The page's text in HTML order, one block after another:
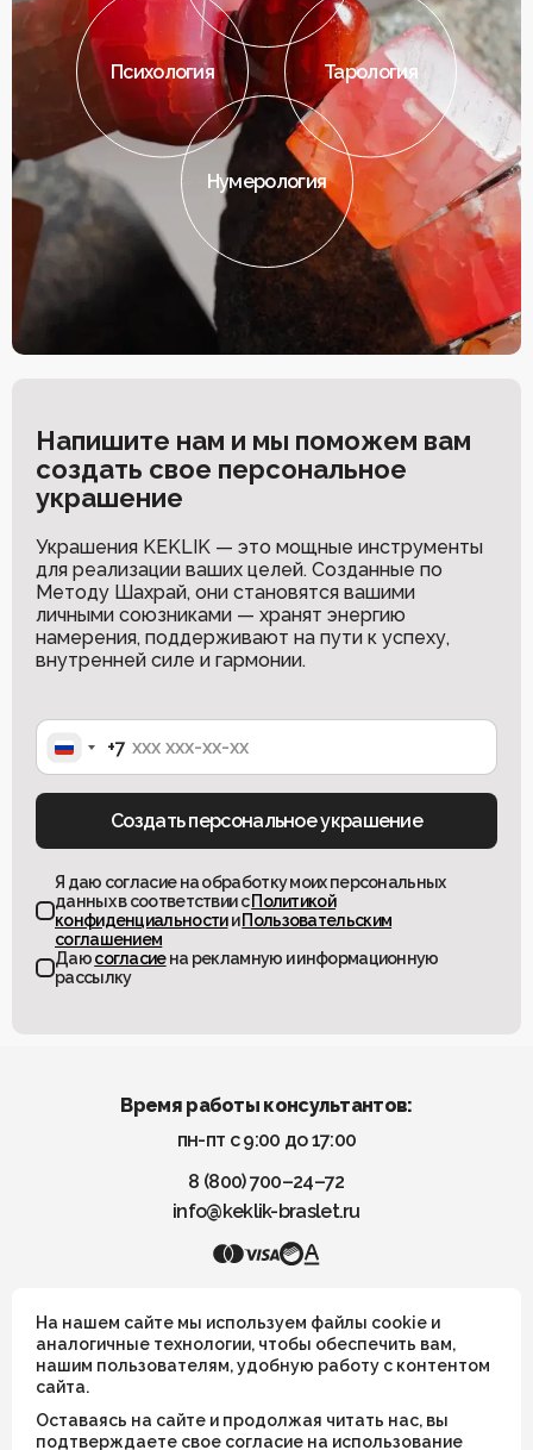
Тарология
Нумерология
Психология
Напишите нам и мы поможем вам
создать свое персональное
украшение
Украшения KEKLIK — это мощные инструменты
для реализации ваших целей. Созданные по
Методу Шахрай, они становятся вашими
личными союзниками — хранят энергию
намерения, поддерживают на пути к успеху,
внутренней силе и гармонии.
Russia
+7
+7
Создать персональное украшение
Я даю согласие на обработку моих персональных
данных в соответствии сПолитикой
конфиденциальностииПользовательским
соглашением
Даюсогласиена рекламную и информационную
рассылку
Время работы консультантов:
пн-пт с 9:00 до 17:00
8 (800) 700–24–72
info@keklik-braslet.ru
Все украшения носят символический смысл и не имеют
целительных или иных магических свойств
ИП Шахрай Светлана Михайловна
На нашем сайте мы используем файлы cookie и
аналогичные технологии, чтобы обеспечить вам,
нашим пользователям, удобную работу с контентом
сайта.
Оставаясь на сайте и продолжая читать нас, вы
подтверждаете свое согласие на использование